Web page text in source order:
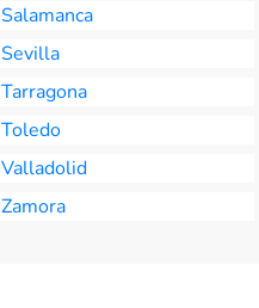
Salamanca
Sevilla
Tarragona
Toledo
Valladolid
Zamora